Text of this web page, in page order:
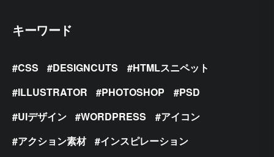
キーワード
CSS DESIGNCUTS
HTMLスニペット
ILLUSTRATOR
PHOTOSHOP
PSD
UIデザイン
WORDPRESS
アイコン
アクション素材
インスピレーション